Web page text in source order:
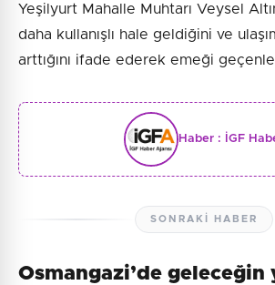
Yeşilyurt Mahalle Muhtarı Veysel
daha kullanışlı hale geldiğini ve
arttığını ifade ederek emeği
Haber : İGF
SONRAKI HABER
Osmangazi’de geleceğin